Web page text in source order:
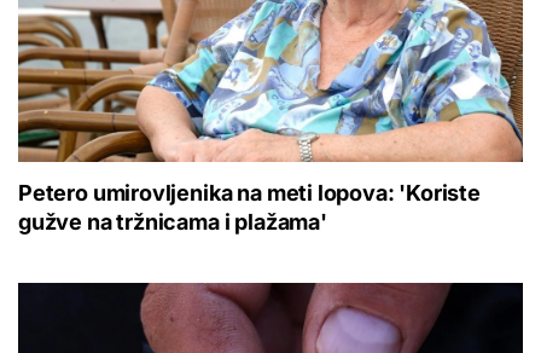
Petero umirovljenika na meti lopova: 'Koriste
gužve na tržnicama i plažama'